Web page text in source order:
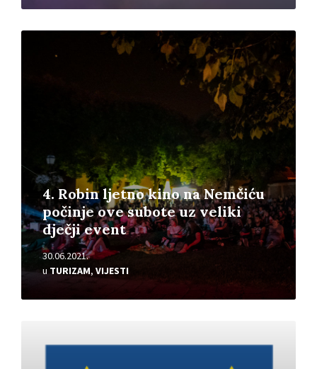
4. Robin ljetno kino na Nemčiću
počinje ove subote uz veliki
dječji event
30.06.2021.
u TURIZAM, VIJESTI
Pročitajte